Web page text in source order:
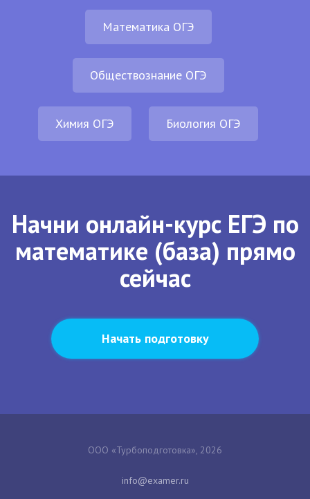
Математика ОГЭ
Обществознание ОГЭ
Химия ОГЭ Биология ОГЭ
Начни онлайн-курс ЕГЭ по
математике (база) прямо
сейчас
Начать подготовку
ООО «Турбоподготовка», 2026